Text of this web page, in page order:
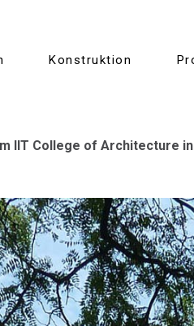
Konstruktion
IIT College of Architecture